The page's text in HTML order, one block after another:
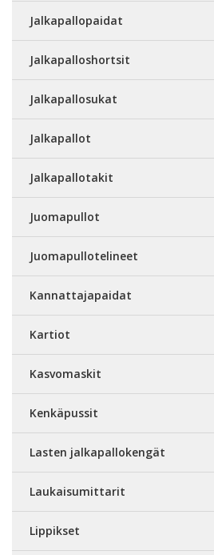
Jalkapallopaidat
Jalkapalloshortsit
Jalkapallosukat
Jalkapallot
Jalkapallotakit
Juomapullot
Juomapullotelineet
Kannattajapaidat
Kartiot
Kasvomaskit
Kenkäpussit
Lasten jalkapallokengät
Laukaisumittarit
Lippikset